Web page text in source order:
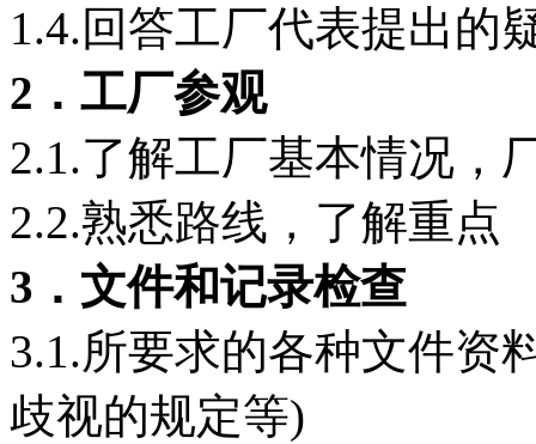
1.4.回答工厂代表提出的
2．工厂参观
2.1.了解工厂基本情况，
2.2.熟悉路线，了解重点
3．文件和记录检查
3.1.所要求的各种文件资
歧视的规定等)